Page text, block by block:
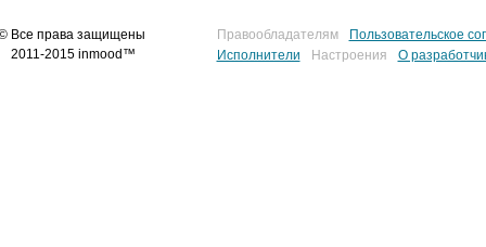
Все права защищены
2011-2015 inmood™
Правообладателям
Пользовательское
Исполнители
Настроения О